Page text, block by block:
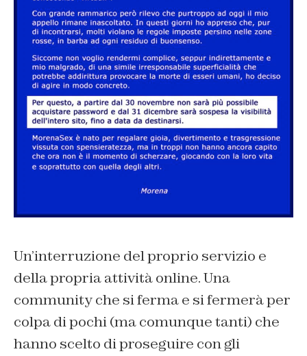
Un’interruzione del proprio servizio e
della propria attività online. Una
community che si ferma e si fermerà per
colpa di pochi (ma comunque tanti) che
hanno scelto di proseguire con gli